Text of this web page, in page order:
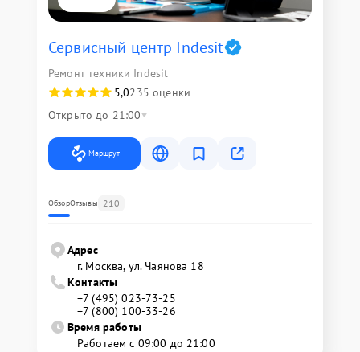
Сервисный центр Indesit
Ремонт техники Indesit
5,0235 оценки
Открыто до 21:00
Маршрут
ОбзорОтзывы 210
Адрес
г. Москва, ул. Чаянова 18
Контакты
+7 (495) 023-73-25
+7 (800) 100-33-26
Время работы
Работаем с 09:00 до 21:00